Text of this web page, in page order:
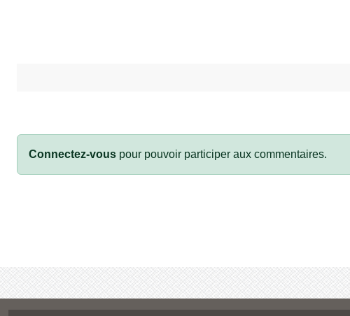
Connectez-vous pour pouvoir participer aux commentaires.